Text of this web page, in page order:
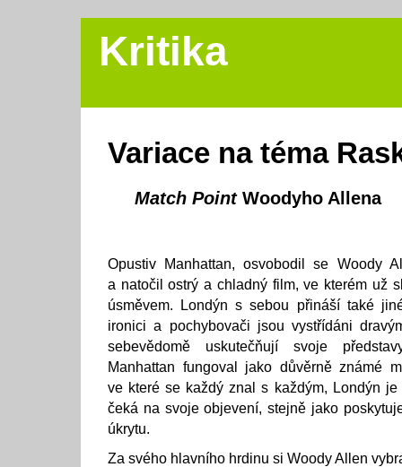
Kritika
Variace na téma
Match PointWoodyho Allena
Opustiv Manhattan, osvobodil se Woody
a natočil ostrý a chladný film, ve kterém už
úsměvem. Londýn s sebou přináší také
ironici a pochybovači jsou vystřídáni
sebevědomě uskutečňují svoje
Manhattan fungoval jako důvěrně známé
ve které se každý znal s každým, Londýn
čeká na svoje objevení, stejně jako
úkrytu.
Za svého hlavního hrdinu si Woody Allen